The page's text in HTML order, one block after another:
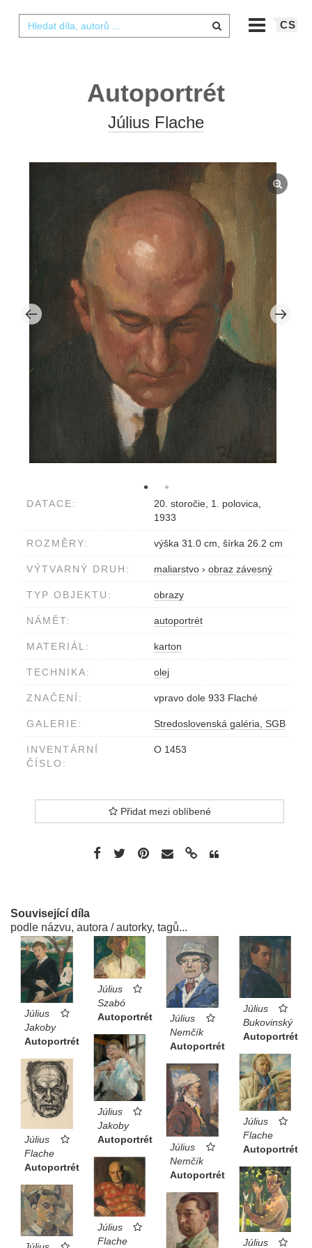
CS
Autoportrét
Július Flache
DATACE:
20. storočie, 1. polovica,
1933
ROZMĚRY: výška 31.0 cm, šírka 26.2 cm
VÝTVARNÝ DRUH: maliarstvo › obraz závesný
TYP OBJEKTU: obrazy
NÁMĚT: autoportrét
MATERIÁL: karton
TECHNIKA: olej
ZNAČENÍ: vpravo dole 933 Flaché
GALERIE: Stredoslovenská galéria, SGB
INVENTÁRNÍ
ČÍSLO:
O 1453
Přidat mezi oblíbené
Související díla
podle názvu, autora / autorky, tagů...
Július
Jakoby
Autoportrét
Július
Szabó
Autoportrét
Július
Nemčík
Autoportrét
Július
Bukovinský
Autoportrét
Július
Jakoby
Autoportrét
Július
Flache
Autoportrét
Július
Flache
Autoportrét
Július
Nemčík
Autoportrét
Július
Flache
Július